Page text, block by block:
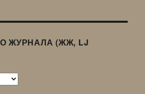
ЖУРНАЛА (ЖЖ, LJ